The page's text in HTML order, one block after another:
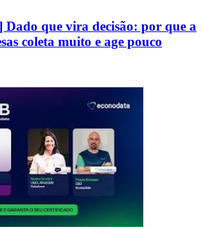
Dado que vira decisão: por que a
coleta muito e age pouco